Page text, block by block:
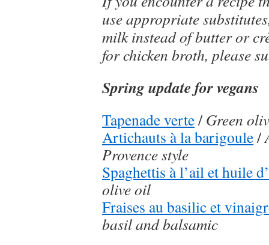
use appropriate
milk instead of butter or
for chicken broth, please
Spring update for vegans
Tapenade verte/Green
Artichauts à la barigoule/
Provence style
Spaghettis à l’ail et huile
olive oil
Fraises au basilic et
basil and balsamic